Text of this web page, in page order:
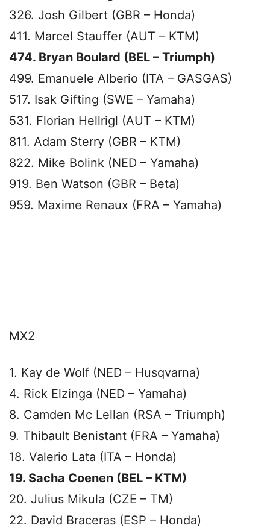
326. Josh Gilbert (GBR – Honda)
411. Marcel Stauffer (AUT – KTM)
474. Bryan Boulard (BEL – Triumph)
499. Emanuele Alberio (ITA – GASGAS)
517. Isak Gifting (SWE – Yamaha)
531. Florian Hellrigl (AUT – KTM)
811. Adam Sterry (GBR – KTM)
822. Mike Bolink (NED – Yamaha)
919. Ben Watson (GBR – Beta)
959. Maxime Renaux (FRA – Yamaha)
MX2
1. Kay de Wolf (NED – Husqvarna)
4. Rick Elzinga (NED – Yamaha)
8. Camden Mc Lellan (RSA – Triumph)
9. Thibault Benistant (FRA – Yamaha)
18. Valerio Lata (ITA – Honda)
19. Sacha Coenen (BEL – KTM)
20. Julius Mikula (CZE – TM)
22. David Braceras (ESP – Honda)